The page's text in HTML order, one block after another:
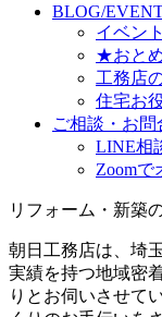
BLOG/
イベン
★おと
工務店
住宅お
ご相談・お問
LINE相
Zoomで
リフォーム・新築
朝日工務店は、埼
実績を持つ地域密
りとお伺いさせて